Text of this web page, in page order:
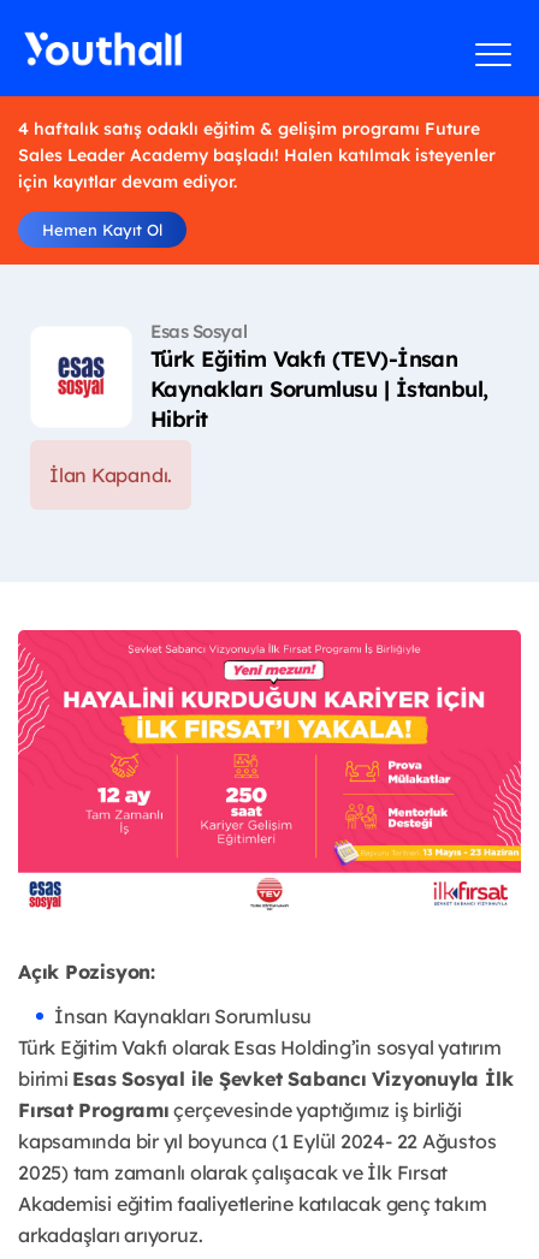
4 haftalık satış odaklı eğitim & gelişim programı Future
Sales Leader Academy başladı! Halen katılmak isteyenler
için kayıtlar devam ediyor.
Hemen Kayıt Ol
Esas Sosyal
Türk Eğitim Vakfı (TEV)-İnsan
Kaynakları Sorumlusu | İstanbul,
Hibrit
İlan Kapandı.
Açık Pozisyon:
İnsan Kaynakları Sorumlusu
Türk Eğitim Vakfı olarak Esas Holding’in sosyal yatırım
birimi Esas Sosyal ile Şevket Sabancı Vizyonuyla İlk
Fırsat Programı çerçevesinde yaptığımız iş birliği
kapsamında bir yıl boyunca (1 Eylül 2024- 22 Ağustos
2025) tam zamanlı olarak çalışacak ve İlk Fırsat
Akademisi eğitim faaliyetlerine katılacak genç takım
arkadaşları arıyoruz.